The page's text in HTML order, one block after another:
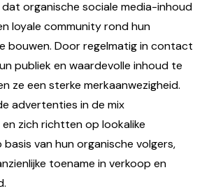
organische sociale media-inhoud
loyale community rond hun
bouwen. Door regelmatig in contact
publiek en waardevolle inhoud te
ze een sterke merkaanwezigheid.
advertenties in de mix
zich richtten op lookalike
van hun organische volgers,
toename in verkoop en